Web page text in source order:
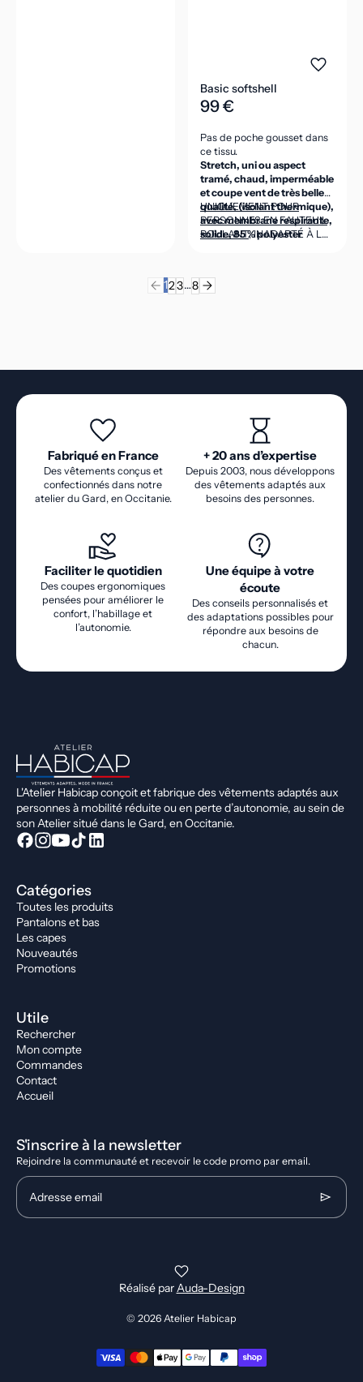
Basic softshell
99 €
Pas de poche gousset dans
ce tissu.
Stretch, uni ou aspect
tramé, chaud, imperméable
et coupe vent de très belle
qualité, (isolant thermique),
avec membrane respirante,
solide, 85 % polyester
polyester micro, 320g/m2.
UNIQUEMENT POUR
PERSONNES EN FAUTEUIL
ROULANT, INADAPTÉ À LA
ASSEZ HAUTE POUR VENIR
COUVRIR LES REINS EN
123…8
Fabriqué en France
Des vêtements conçus et
confectionnés dans notre
atelier du Gard, en Occitanie.
+ 20 ans d’expertise
Depuis 2003, nous développons
des vêtements adaptés aux
besoins des personnes.
Faciliter le quotidien
Des coupes ergonomiques
pensées pour améliorer le
confort, l’habillage et
l’autonomie.
Une équipe à votre
écoute
Des conseils personnalisés et
des adaptations possibles pour
répondre aux besoins de
chacun.
L'Atelier Habicap conçoit et fabrique des vêtements adaptés aux
personnes à mobilité réduite ou en perte d’autonomie, au sein de
son Atelier situé dans le Gard, en Occitanie.
Catégories
Toutes les produits
Pantalons et bas
Les capes
Nouveautés
Promotions
Utile
Rechercher
Mon compte
Commandes
Contact
Accueil
S'inscrire à la newsletter
Rejoindre la communauté et recevoir le code promo par email.
Adresse email
Réalisé parAuda-Design
© 2026 Atelier Habicap